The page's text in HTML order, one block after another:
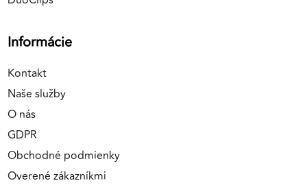
Informácie
Kontakt
Naše služby
O nás
GDPR
Obchodné podmienky
Overené zákazníkmi